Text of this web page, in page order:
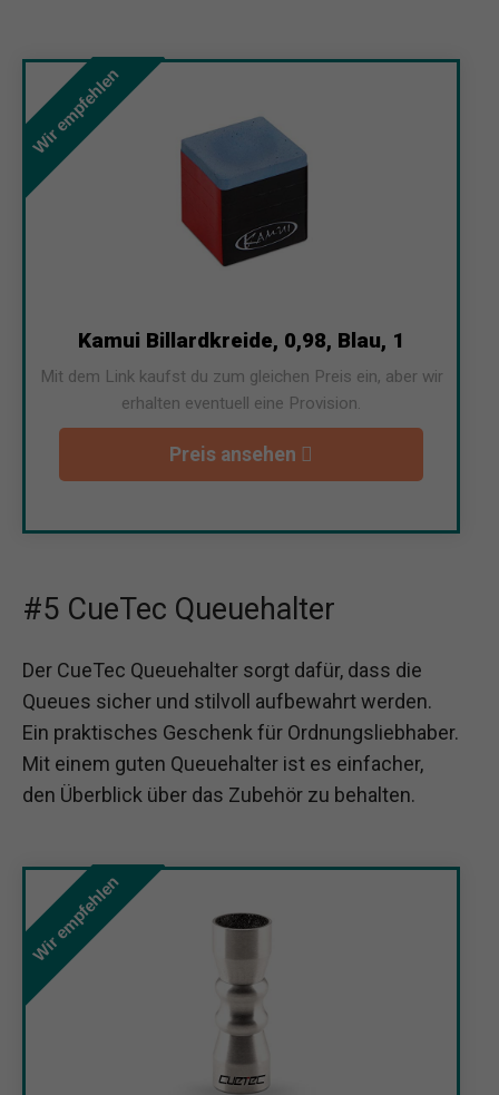
Wir empfehlen
Kamui Billardkreide, 0,98, Blau, 1
Mit dem Link kaufst du zum gleichen Preis ein, aber wir
erhalten eventuell eine Provision.
Preis ansehen
#5 CueTec Queuehalter
Der CueTec Queuehalter sorgt dafür, dass die
Queues sicher und stilvoll aufbewahrt werden.
Ein praktisches Geschenk für Ordnungsliebhaber.
Mit einem guten Queuehalter ist es einfacher,
den Überblick über das Zubehör zu behalten.
Wir empfehlen